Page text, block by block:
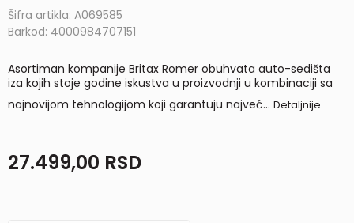
Šifra artikla: A069585
Barkod: 4000984707151
Asortiman kompanije Britax Romer obuhvata auto-sedišta
iza kojih stoje godine iskustva u proizvodnji u kombinaciji sa
najnovijom tehnologijom koji garantuju najveć... Detaljnije
27.499,00 RSD